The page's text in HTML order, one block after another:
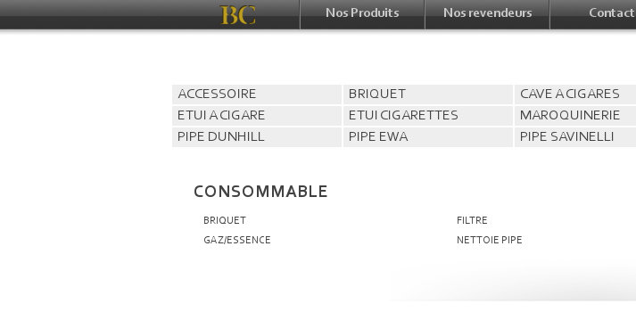
Nos Produits Nos revendeurs Contact
ACCESSOIRE BRIQUET CAVE A CIGARES
ETUI A CIGARE
ETUI CIGARETTES MAROQUINERIE
PIPE DUNHILL
PIPE EWA PIPE SAVINELLI
CONSOMMABLE
BRIQUET FILTRE
GAZ/ESSENCE
NETTOIE PIPE